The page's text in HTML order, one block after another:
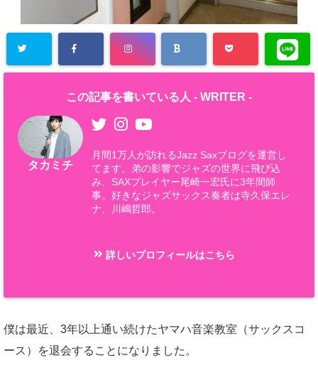
この記事を書いている人 - WRITER -
タカミチ
月間1万人が訪れるJazz Saxブログを運営し
てます。弟の影響でジャズの世界に飛び込
み、SAXプレイヤー尾崎一宏氏に3年間師
事。好きなジャズサックス奏者は寺久保エレ
ナ、川嶋哲郎。
詳しいプロフィールはこちら
僕は最近、3年以上通い続けたヤマハ音楽教室（サックスコ
ース）を退会することになりました。